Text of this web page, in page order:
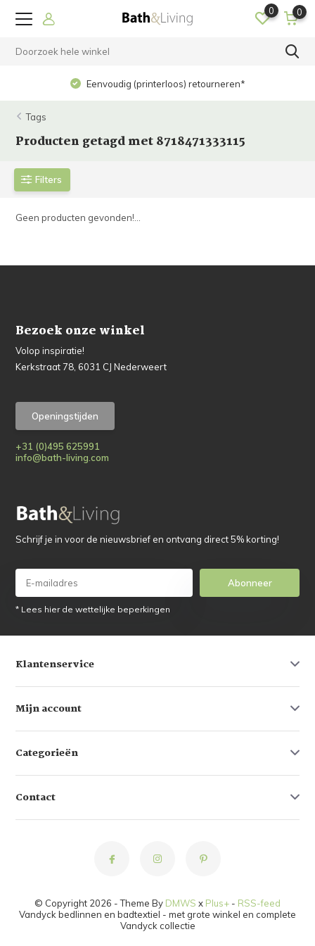
0 0
Eenvoudig (printerloos) retourneren*
Tags
Producten getagd met 8718471333115
Filters
Geen producten gevonden!...
Bezoek onze winkel
Volop inspiratie!
Kerkstraat 78, 6031 CJ Nederweert
Openingstijden
+31 (0)495 625991
info@bath-living.com
Schrijf je in voor de nieuwsbrief en ontvang direct 5% korting!
Abonneer
* Lees hier de wettelijke beperkingen
Klantenservice
Mijn account
Categorieën
Contact
© Copyright 2026 - Theme By DMWS x Plus+ - RSS-feed
Vandyck bedlinnen en badtextiel - met grote winkel en complete
Vandyck collectie